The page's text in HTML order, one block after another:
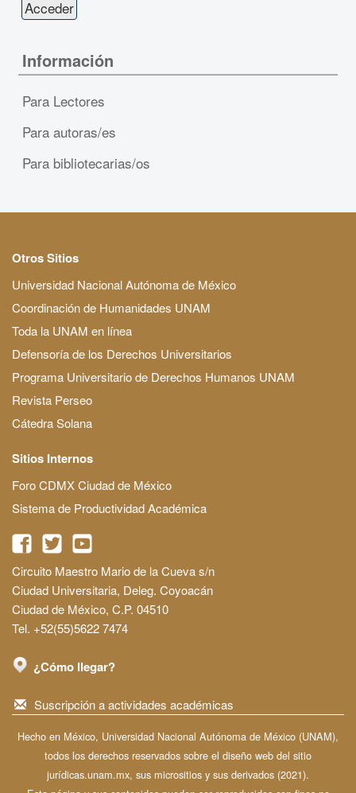
Información
Para Lectores
Para autoras/es
Para bibliotecarias/os
Otros Sitios
Universidad Nacional Autónoma de México
Coordinación de Humanidades UNAM
Toda la UNAM en línea
Defensoría de los Derechos Universitarios
Programa Universitario de Derechos Humanos UNAM
Revista Perseo
Cátedra Solana
Sitios Internos
Foro CDMX Ciudad de México
Sistema de Productividad Académica
Circuito Maestro Mario de la Cueva s/n
Ciudad Universitaria, Deleg. Coyoacán
Ciudad de México, C.P. 04510
Tel. +52(55)5622 7474
¿Cómo llegar?
Suscripción a actividades académicas
Hecho en México, Universidad Nacional Autónoma de México (UNAM),
todos los derechos reservados sobre el diseño web del sitio
jurídicas.unam.mx, sus micrositios y sus derivados (2021).